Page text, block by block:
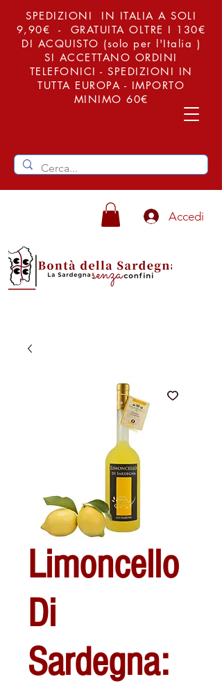
SPEDIZIONI IN ITALIA A SOLI
9,90€ - GRATUITA OLTRE I 130€
DI ACQUISTO (solo per l'Italia )
SI ACCETTANO ORDINI
TELEFONICI - SPEDIZIONI IN
TUTTA EUROPA - IMPORTO
MINIMO 60€
Accedi
Limoncello
Di
Sardegna: